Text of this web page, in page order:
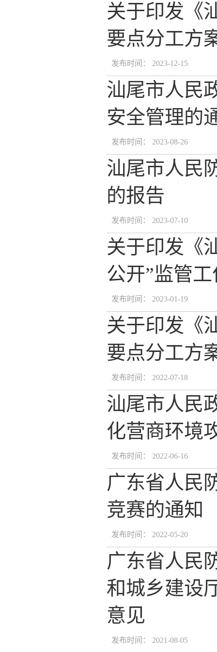
关于印发《
要点分工方
发布时间： 2023-12-15
汕尾市人民
安全管理的
发布时间： 2023-08-26
汕尾市人民
的报告
发布时间： 2023-07-10
关于印发《
公开”监管
发布时间： 2023-01-19
关于印发《
要点分工方
发布时间： 2022-07-18
汕尾市人民
化营商环境
发布时间： 2022-06-16
广东省人民
竞赛的通知
发布时间： 2022-05-20
广东省人民
和城乡建设
意见
发布时间： 2021-08-05